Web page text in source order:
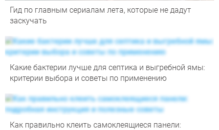
Гид по главным сериалам лета, которые не дадут
заскучать
Какие бактерии лучше для септика и выгребной ямы:
критерии выбора и советы по применению
Как правильно клеить самоклеящиеся панели: